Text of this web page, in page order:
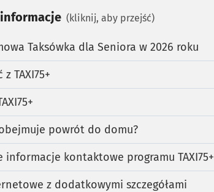
(kliknij, aby przejść)
Taksówka dla Seniora w 2026 roku
TAXI75+
powrót do domu?
informacje kontaktowe programu TAXI75+
z dodatkowymi szczegółami